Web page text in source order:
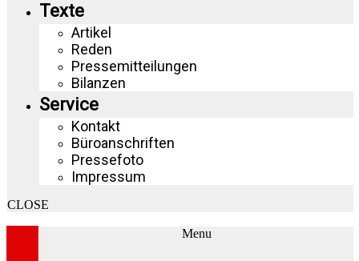
Texte
Artikel
Reden
Pressemitteilungen
Bilanzen
Service
Kontakt
Büroanschriften
Pressefoto
Impressum
CLOSE
Menu